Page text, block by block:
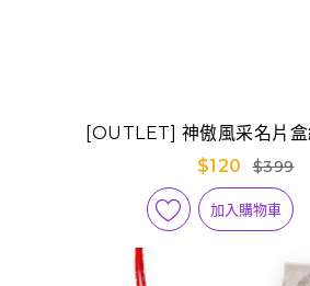
[OUTLET] 神傲風采名片
$120
$399
加入購物車